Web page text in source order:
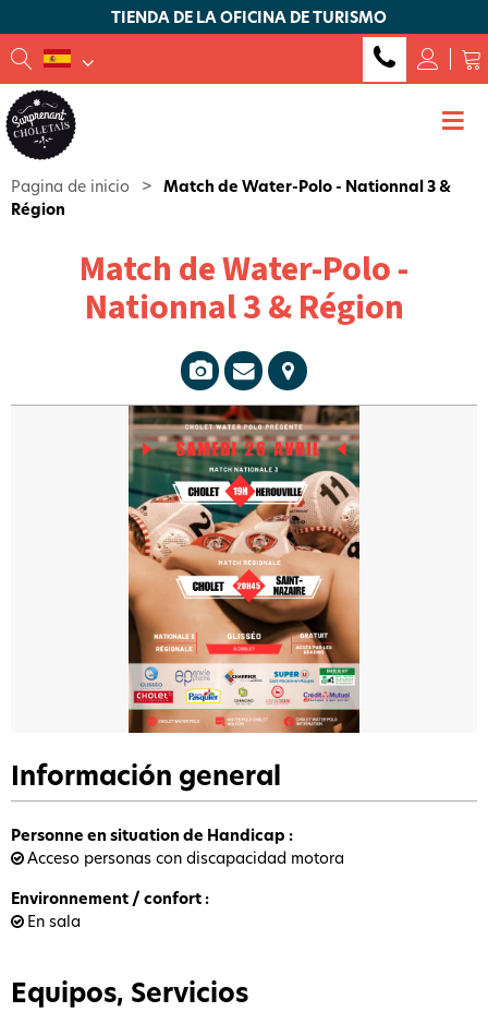
TIENDA DE LA OFICINA DE TURISMO
Pagina de inicio > Match de Water-Polo - Nationnal 3 &
Région
Match de Water-Polo -
Nationnal 3 & Région
Información general
Personne en situation de Handicap :
Acceso personas con discapacidad motora
Environnement / confort :
En sala
Equipos, Servicios